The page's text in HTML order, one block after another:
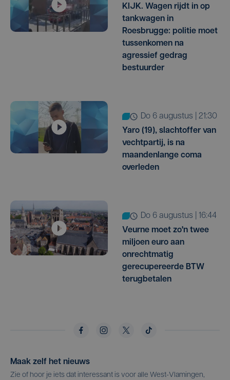
KIJK. Wagen rijdt in op
tankwagen in
Roesbrugge: politie moet
tussenkomen na
agressief gedrag
bestuurder
do 6 augustus | 21:30
Yaro (19), slachtoffer van
vechtpartij, is na
maandenlange coma
overleden
do 6 augustus | 16:44
Veurne moet zo'n twee
miljoen euro aan
onrechtmatig
gerecupereerde BTW
terugbetalen
Maak zelf het nieuws
Zie of hoor je iets dat interessant is voor alle West-Vlamingen,